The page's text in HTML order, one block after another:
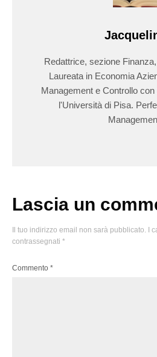
Redattrice, sezione
Laureata in Economia
Management e Controllo
l'Università di Pisa.
Lascia un
Il tuo indirizzo email non sarà pubblicato. I
contrassegnati *
Commento *